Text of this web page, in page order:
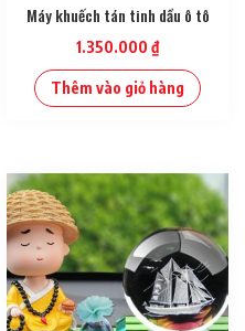
Máy khuếch tán tinh dầu ô tô
1.350.000₫
Thêm vào giỏ hàng